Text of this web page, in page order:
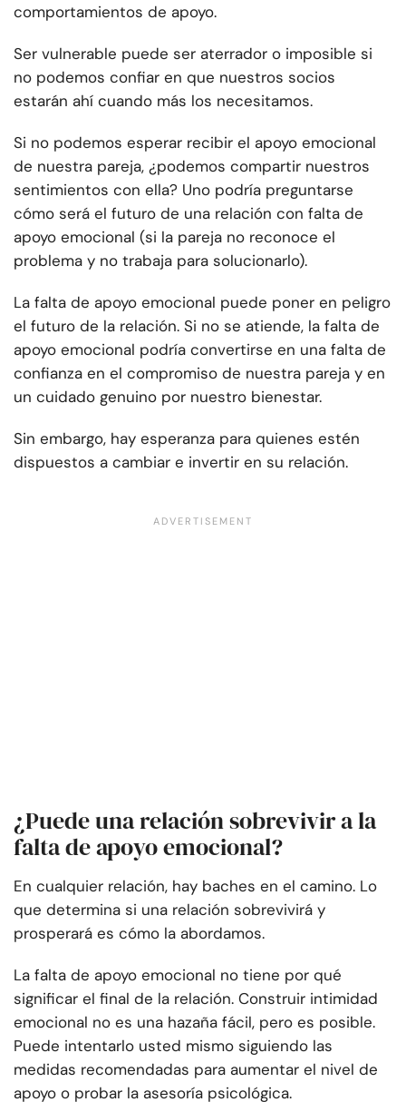
comportamientos de apoyo.
Ser vulnerable puede ser aterrador o imposible si
no podemos confiar en que nuestros socios
estarán ahí cuando más los necesitamos.
Si no podemos esperar recibir el apoyo emocional
de nuestra pareja, ¿podemos compartir nuestros
sentimientos con ella? Uno podría preguntarse
cómo será el futuro de una relación con falta de
apoyo emocional (si la pareja no reconoce el
problema y no trabaja para solucionarlo).
La falta de apoyo emocional puede poner en peligro
el futuro de la relación. Si no se atiende, la falta de
apoyo emocional podría convertirse en una falta de
confianza en el compromiso de nuestra pareja y en
un cuidado genuino por nuestro bienestar.
Sin embargo, hay esperanza para quienes estén
dispuestos a cambiar e invertir en su relación.
¿Puede una relación sobrevivir a la
falta de apoyo emocional?
En cualquier relación, hay baches en el camino. Lo
que determina si una relación sobrevivirá y
prosperará es cómo la abordamos.
La falta de apoyo emocional no tiene por qué
significar el final de la relación. Construir intimidad
emocional no es una hazaña fácil, pero es posible.
Puede intentarlo usted mismo siguiendo las
medidas recomendadas para aumentar el nivel de
apoyo o probar la asesoría psicológica.